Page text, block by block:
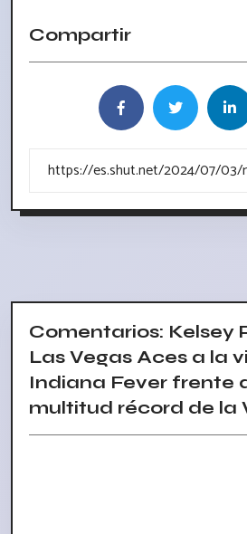
Compartir
Comentarios: Kelsey
Las Vegas Aces a la
Indiana Fever frente
multitud récord de la